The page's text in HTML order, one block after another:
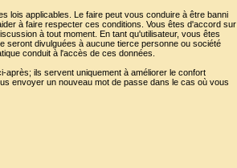
lois applicables. Le faire peut vous conduire à être banni
à faire respecter ces conditions. Vous êtes d'accord sur
à tout moment. En tant qu'utilisateur, vous êtes
seront divulguées à aucune tierce personne ou société
conduit à l'accès de ces données.
ils servent uniquement à améliorer le confort
envoyer un nouveau mot de passe dans le cas où vous